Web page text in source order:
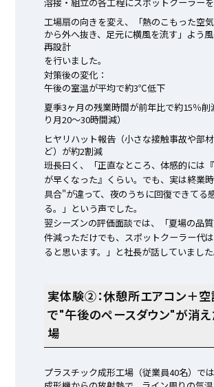
工場扇の向きを変え、「熱のこもった空
から外へ抜き、足元に横風を流す」よう
再設計
を行いました。
対策後の変化：
午後の室温が平均で約3℃低下
夏季3ヶ月の残業時間が前年比で約15％削
り月20〜30時間減）
ヒヤリハット報告（小さな接触事故や部
ど）が約2割減
班長曰く、「正直なところ、体感的には
が早くなった』くらい。でも、実は終業
具合"が違って、夜のうちに回復できてる
る。」という声でした。
翌シーズンの評価面談では、「夏場の品
件減っただけでも、スポットクーラー代
ると思います。」と社長が話していました
実体験②：休憩所エアコン＋
で"午後のペースダウン"が消
場
プラスチック成形工場（従業員40名）では